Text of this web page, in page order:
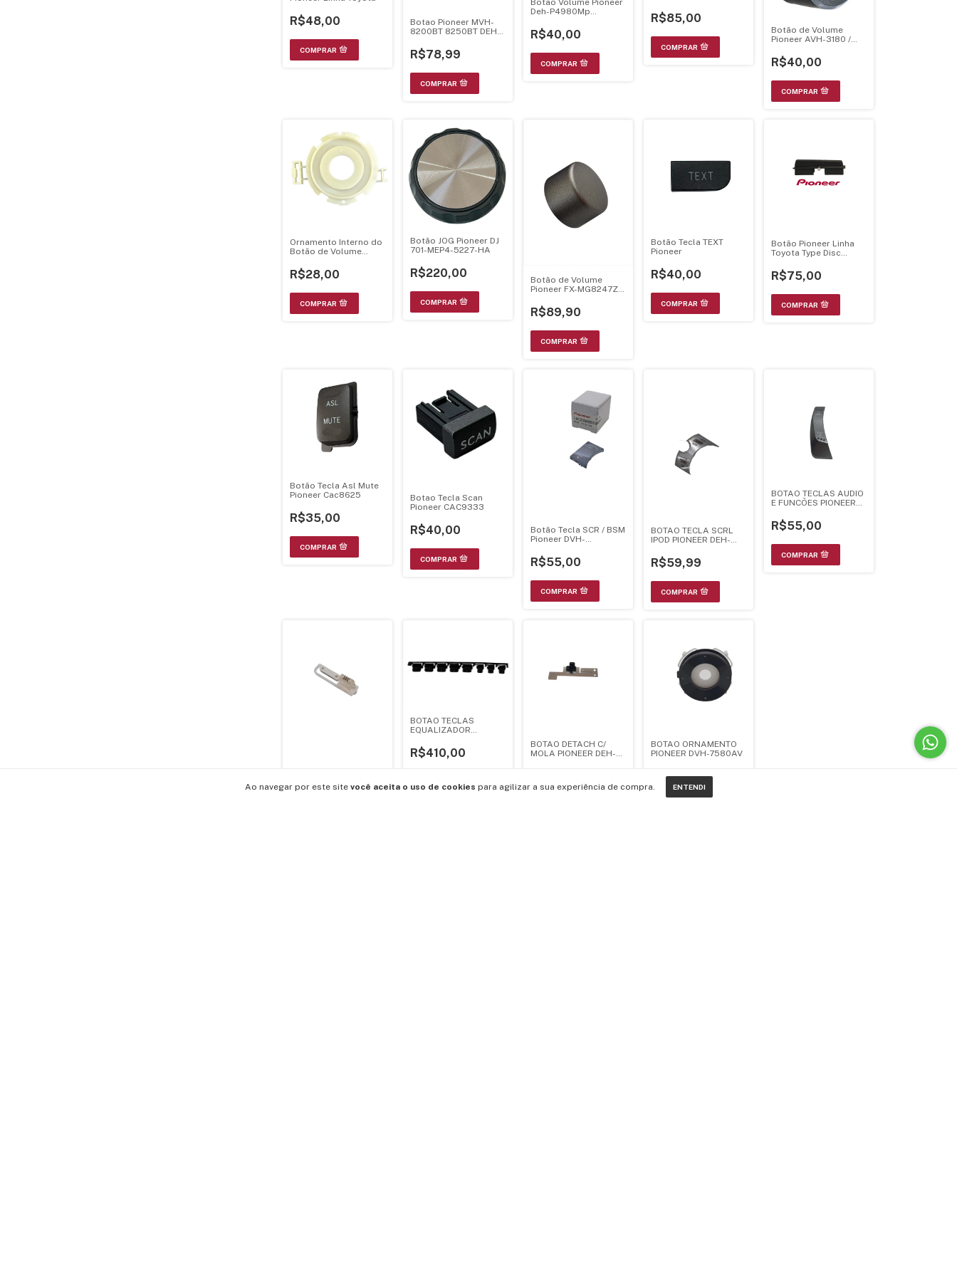
Ao navegar por este site você aceita o uso de cookies para agilizar a sua experiência de compra. ENTENDI
R$48,00
Botao Pioneer MVH-
8200BT 8250BT DEH-
5280SD CXE2574
R$78,99
Botao Volume Pioneer
Deh-P4980Mp
30Mp Cromado -
Yaa5008
R$40,00
R$85,00
Botão de Volume
Pioneer AVH-3180 /
/ AVH-3580 –
141230514243017
R$40,00
Ornamento Interno do
Botão de Volume
DEH-2050MP / DEH-
2000MP – YNS5255
R$28,00
Botão JOG Pioneer DJ
701-MEP4-5227-HA
R$220,00
Botão de Volume
Pioneer FX-MG8247ZT
R$89,90
Botão Tecla TEXT
Pioneer
R$40,00
Botão Pioneer Linha
Toyota Type Disc
R$75,00
Botão Tecla Asl Mute
Pioneer Cac8625
R$35,00
Botao Tecla Scan
Pioneer CAC9333
R$40,00
Botão Tecla SCR / BSM
Pioneer DVH-
141230505199017
R$55,00
BOTAO TECLA SCRL
IPOD PIONEER DEH-
P4050UB DEH-
P4000UB - YXA5324
R$59,99
BOTAO TECLAS AUDIO
E FUNCÕES PIONEER
R$55,00
DEH-1600R DEH-1600 -
BOTAO TECLAS
EQUALIZADOR
R$410,00
BOTAO DETACH C/
MOLA PIONEER DEH-
BOTAO ORNAMENTO
PIONEER DVH-7580AV
R$45,00